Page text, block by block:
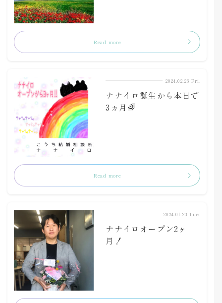
Read more
2024.02.23 Fri.
ナナイロ誕生から本日で
3ヵ月🌈
Read more
2024.01.23 Tue.
ナナイロオープン2ヶ
月！